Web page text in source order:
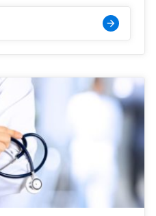
arrow_forward